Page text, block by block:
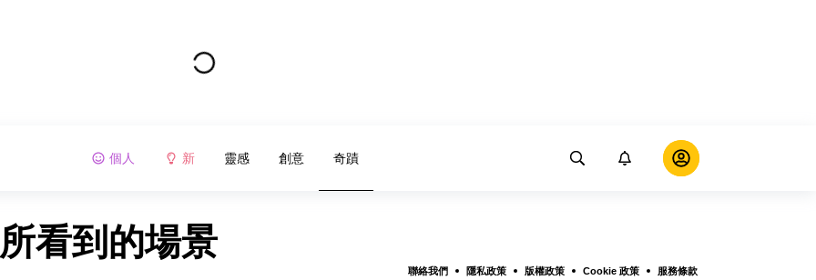
個人 新 靈感 創意 奇蹟
聯絡我們 隱私政策 版權政策 Cookie 政策
服務條款
看到的場景